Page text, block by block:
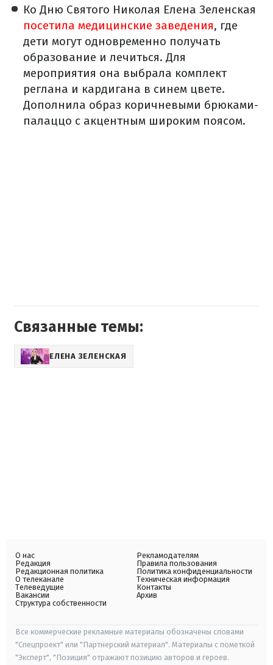
Ко Дню Святого Николая Елена Зеленская
посетила медицинские заведения, где
дети могут одновременно получать
образование и лечиться. Для
мероприятия она выбрала комплект
реглана и кардигана в синем цвете.
Дополнила образ коричневыми брюками-
палаццо с акцентным широким поясом.
Связанные темы:
ЕЛЕНА ЗЕЛЕНСКАЯ
О нас
Редакция
Редакционная политика
О телеканале
Телеведущие
Вакансии
Структура собственности
Рекламодателям
Правила пользования
Политика конфиденциальности
Техническая информация
Контакты
Архив
Все коммерческие рекламные материалы обозначены словами
"Спецпроект" или "Партнерский материал". Материалы с пометкой
"Эксперт", "Позиция" отражают позицию авторов и героев.